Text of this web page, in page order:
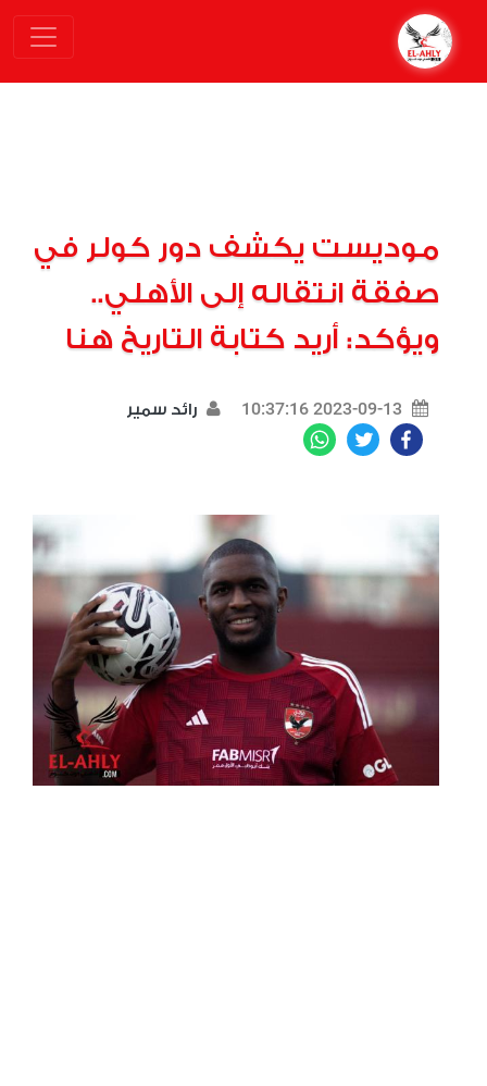
موديست يكشف دور كولر في
صفقة انتقاله إلى الأهلي..
ويؤكد: أريد كتابة التاريخ هنا
2023-09-13 10:37:16 رائد سمير
Facebook
Twitter